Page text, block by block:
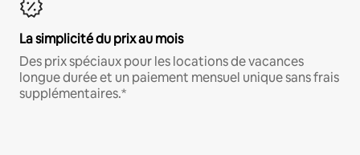
La simplicité du prix au mois
Des prix spéciaux pour les locations de vacances
longue durée et un paiement mensuel unique sans frais
supplémentaires.*